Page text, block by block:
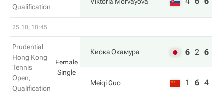
Qualification
25.10, 10:45
Prudential
Hong Kong
Tennis
Open,
Qualification
Female
Single
Киока Окамура 6 2 6
Meiqi Guo 1 6 4